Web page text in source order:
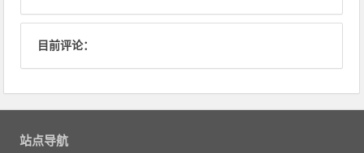
目前评论：
站点导航